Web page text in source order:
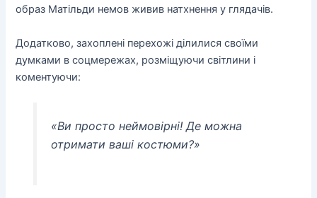
образ Матільди немов живив натхнення у глядачів.
Додатково, захоплені перехожі ділилися своїми
думками в соцмережах, розміщуючи світлини і
коментуючи:
«Ви просто неймовірні! Де можна
отримати ваші костюми?»